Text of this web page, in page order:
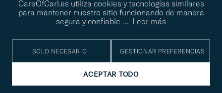
CareOfCarl.es utiliza cookies y tecnologías similares
para mantener nuestro sitio funcionando de manera
segura y confiable … Leer más
SOLO NECESARIO GESTIONAR PREFERENCIAS
ACEPTAR TODO
contact@careofcarl.com
ASESORAMIENTO DE ESTILO
estamos encantados de hacerlo